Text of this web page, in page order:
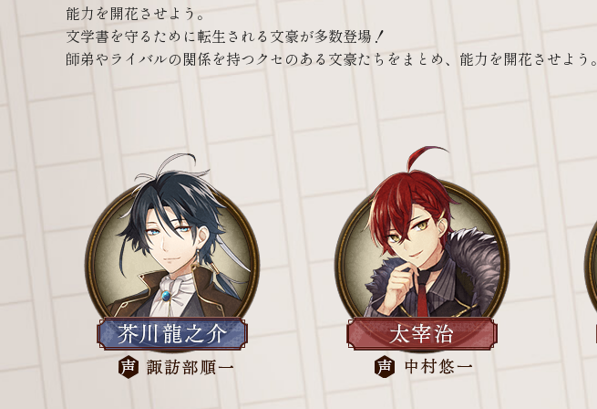
能力を開花させよう。
文学書を守るために転生される文豪が多数登場！
師弟やライバルの関係を持つクセのある文豪たちをまとめ、能力を開花させよう。